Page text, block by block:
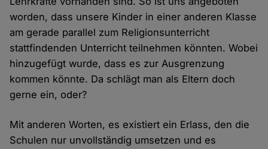
worden, dass unsere Kinder in einer anderen Klasse
am gerade parallel zum Religionsunterricht
stattfindenden Unterricht teilnehmen könnten. Wobei
hinzugefügt wurde, dass es zur Ausgrenzung
kommen könnte. Da schlägt man als Eltern doch
gerne ein, oder?
Mit anderen Worten, es existiert ein Erlass, den die
Schulen nur unvollständig umsetzen und es